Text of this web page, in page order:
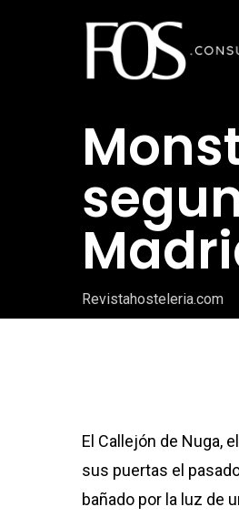
Revistahosteleria.com
El Callejón de Nuga,
sus puertas el
bañado por la luz de